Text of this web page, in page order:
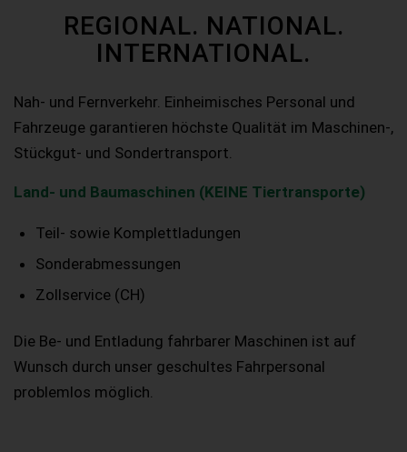
REGIONAL. NATIONAL.
INTERNATIONAL.
Nah- und Fernverkehr. Einheimisches Personal und
Fahrzeuge garantieren höchste Qualität im Maschinen-,
Stückgut- und Sondertransport.
Land- und Baumaschinen (KEINE Tiertransporte)
Teil- sowie Komplettladungen
Sonderabmessungen
Zollservice (CH)
Die Be- und Entladung fahrbarer Maschinen ist auf
Wunsch durch unser geschultes Fahrpersonal
problemlos möglich.